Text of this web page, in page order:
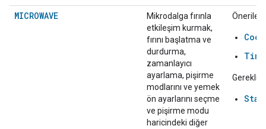
MICROWAVE
Mikrodalga fırınla
etkileşim kurmak,
fırını başlatma ve
durdurma,
zamanlayıcı
ayarlama, pişirme
modlarını ve yemek
ön ayarlarını seçme
ve pişirme modu
haricindeki diğer
Önerilen:
Cook
Gerekli: